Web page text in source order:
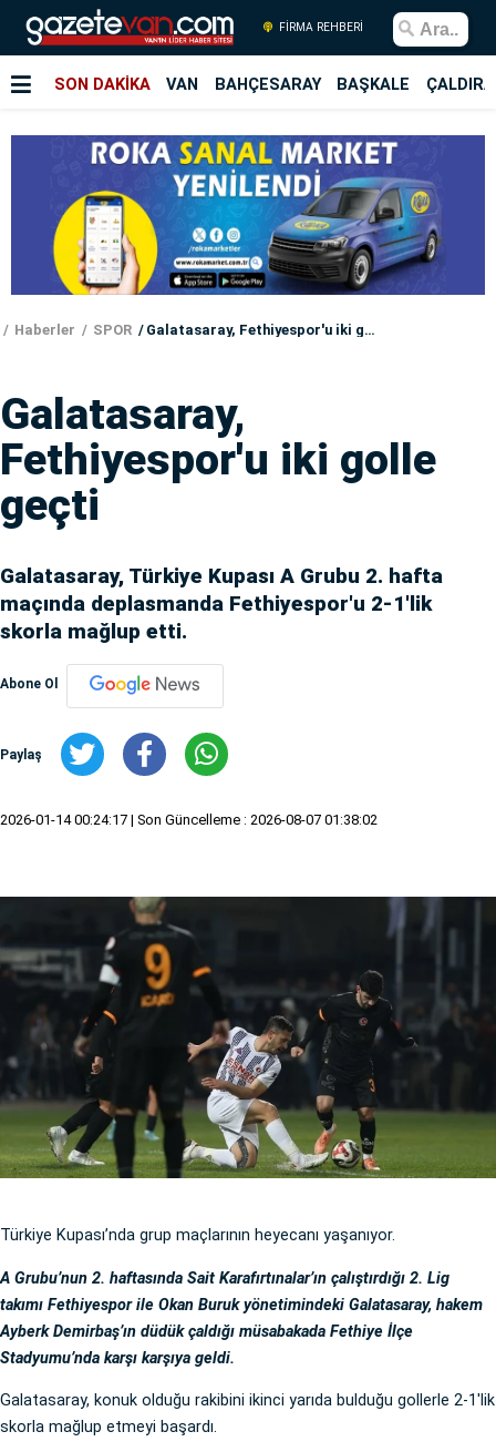
FİRMA REHBERİ
SON DAKİKA VAN BAHÇESARAY BAŞKALE
Haberler SPOR Galatasaray, Fethiyespor'u iki golle geçti
Galatasaray,
Fethiyespor'u iki golle
geçti
Galatasaray, Türkiye Kupası A Grubu 2. hafta
maçında deplasmanda Fethiyespor'u 2-1'lik
skorla mağlup etti.
Abone Ol
Paylaş
2026-01-14 00:24:17 | Son Güncelleme : 2026-08-07 01:38:02
Türkiye Kupası’nda grup maçlarının heyecanı yaşanıyor.
A Grubu’nun 2. haftasında Sait Karafırtınalar’ın çalıştırdığı 2. Lig
takımı Fethiyespor ile Okan Buruk yönetimindeki Galatasaray, hakem
Ayberk Demirbaş’ın düdük çaldığı müsabakada Fethiye İlçe
Stadyumu’nda karşı karşıya geldi.
Galatasaray, konuk olduğu rakibini ikinci yarıda bulduğu gollerle 2-1'lik
skorla mağlup etmeyi başardı.